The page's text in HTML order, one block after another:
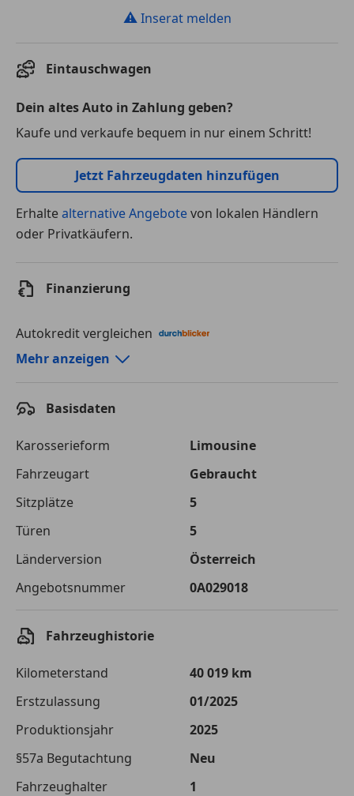
⚠ Inserat melden
Eintauschwagen
Dein altes Auto in Zahlung geben?
Kaufe und verkaufe bequem in nur einem Schritt!
Jetzt Fahrzeugdaten hinzufügen
Erhaltealternative Angebotevon lokalen Händlern
oder Privatkäufern.
Finanzierung
Autokredit vergleichen
Autokredit-Rechner von durchblicker.at
Laufzeit
120 Monate
Kreditbetrag
€ 22 900,-
Zu zahlender
Gesamtbetrag
€ 32 262,-
Einberechnete Gebühren
€ 0,-
Monatliche Rate € 268,85
von der von Ihnen gewählten Bank. Rückzahlungszeitraum 1-10
Jetzt berechnen
Mehr anzeigen
Basisdaten
Karosserieform
Limousine
Fahrzeugart
Gebraucht
Sitzplätze
5
Türen
5
Länderversion
Österreich
Angebotsnummer
0A029018
Fahrzeughistorie
Kilometerstand
40 019 km
Erstzulassung
01/2025
Produktionsjahr
2025
§57a Begutachtung
Neu
Fahrzeughalter
1